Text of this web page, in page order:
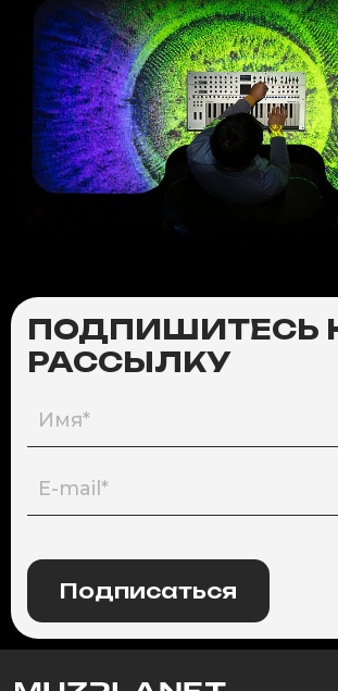
ПОДПИШИТЕСЬ
РАССЫЛКУ
Подписаться